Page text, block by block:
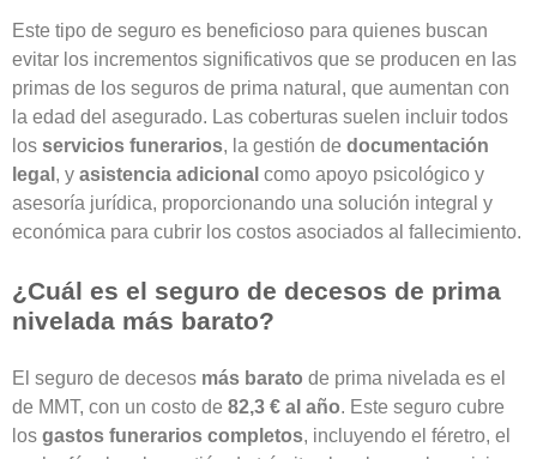
Este tipo de seguro es beneficioso para quienes buscan
evitar los incrementos significativos que se producen en las
primas de los seguros de prima natural, que aumentan con
la edad del asegurado. Las coberturas suelen incluir todos
los servicios funerarios, la gestión de documentación
legal , y asistencia adicional como apoyo psicológico y
asesoría jurídica, proporcionando una solución integral y
económica para cubrir los costos asociados al fallecimiento.
¿Cuál es el seguro de decesos de prima
nivelada más barato?
El seguro de decesos más barato de prima nivelada es el
de MMT, con un costo de 82,3 € al año. Este seguro cubre
los gastos funerarios completos, incluyendo el féretro, el